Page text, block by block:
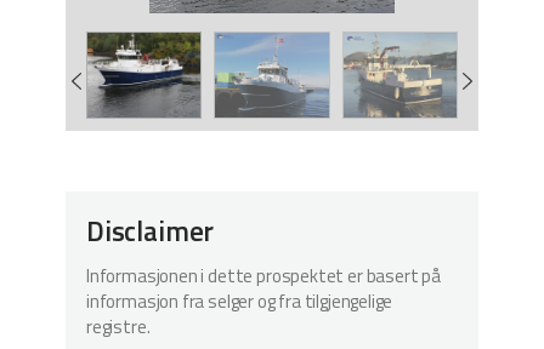
Disclaimer
Informasjonen i dette prospektet er basert på
informasjon fra selger og fra tilgjengelige
registre.